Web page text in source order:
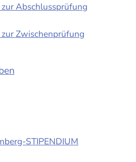
Abschlussprüfung
Zwischenprüfung
STIPENDIUM